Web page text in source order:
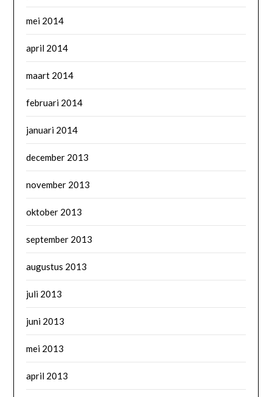
mei 2014
april 2014
maart 2014
februari 2014
januari 2014
december 2013
november 2013
oktober 2013
september 2013
augustus 2013
juli 2013
juni 2013
mei 2013
april 2013